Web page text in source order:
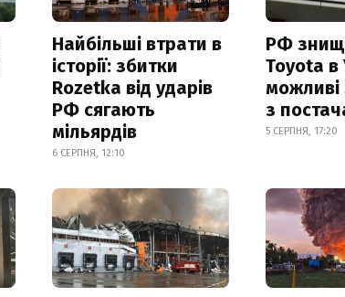
Найбільші втрати в
історії: збитки
Rozetka від ударів
РФ сягають
мільярдів
6 СЕРПНЯ, 12:10
РФ
Toyota в
з
5 СЕРПНЯ, 17:20